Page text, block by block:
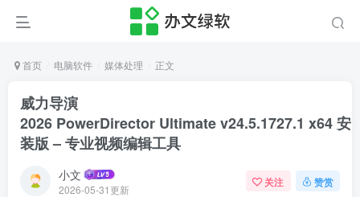
首页 电脑软件 媒体处理 正文
威力导演
2026 PowerDirector Ultimate v24.5.1727.1 x64 安
装版 – 专业视频编辑工具
小文
2026-05-31更新
关注 赞赏